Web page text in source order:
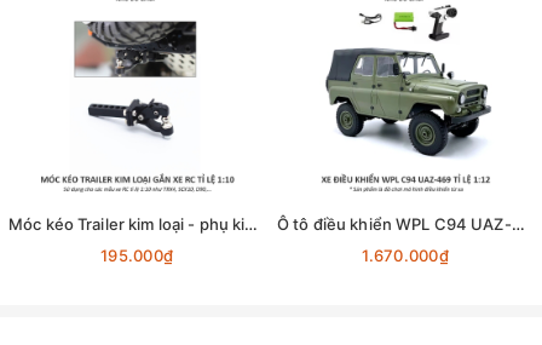
Móc kéo Trailer kim loại - phụ kiện lắp cho xe RC tỉ lệ 1:10
195.000₫
Ô tô điều khiển WPL C94 UAZ-469 4x4 1:12 - RTR [TẶNG BIỂN + STICKER]
1.670.000₫